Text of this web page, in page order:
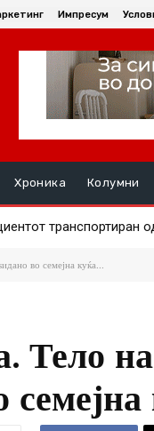
Импресум
Хроника Колумни
транспортиран
почината 45-годишна
во семејна куќа...
Тело